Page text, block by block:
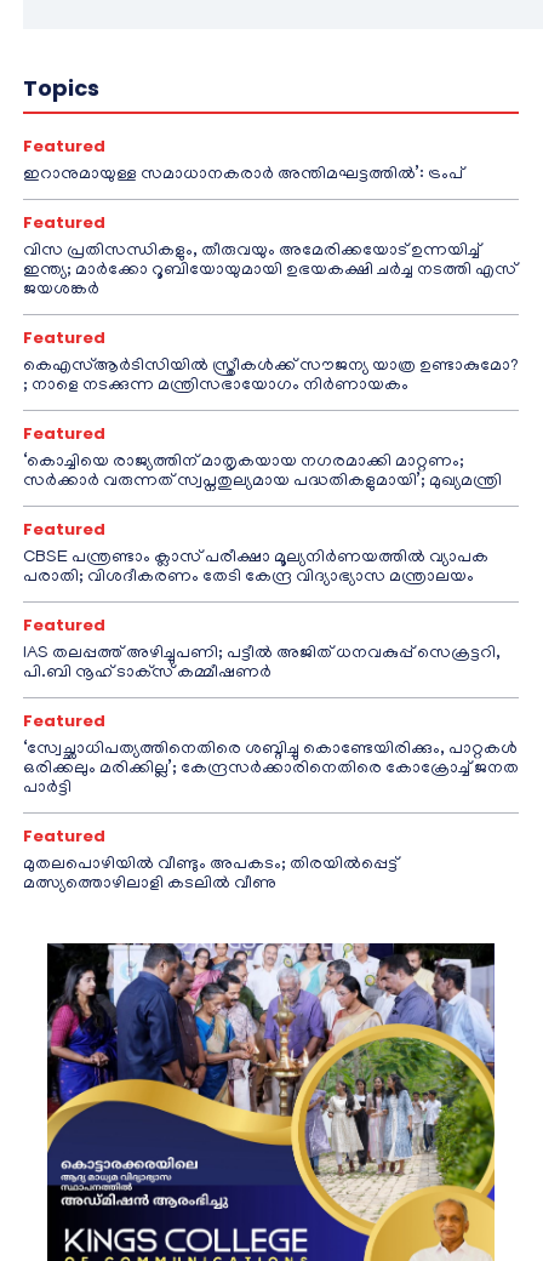
Topics
Featured
ഇറാനുമായുള്ള സമാധാനകരാർ അന്തിമഘട്ടത്തിൽ‌’: ട്രംപ്
Featured
വിസ പ്രതിസന്ധികളും, തീരുവയും അമേരിക്കയോട് ഉന്നയിച്ച്
ഇന്ത്യ; മാർക്കോ റൂബിയോയുമായി ഉഭയകക്ഷി ചർച്ച നടത്തി എസ്
ജയശങ്കർ
Featured
കെഎസ്ആർടിസിയിൽ സ്ത്രീകൾക്ക് സൗജന്യ യാത്ര ഉണ്ടാകുമോ?
; നാളെ നടക്കുന്ന മന്ത്രിസഭായോഗം നിർണായകം
Featured
‘കൊച്ചിയെ രാജ്യത്തിന് മാതൃകയായ നഗരമാക്കി മാറ്റണം;
സർക്കാർ വരുന്നത് സ്വപ്നതുല്യമായ പദ്ധതികളുമായി’; മുഖ്യമന്ത്രി
Featured
CBSE പന്ത്രണ്ടാം ക്ലാസ് പരീക്ഷാ മൂല്യനിർണയത്തിൽ വ്യാപക
പരാതി; വിശദീകരണം തേടി കേന്ദ്ര വിദ്യാഭ്യാസ മന്ത്രാലയം
Featured
IAS തലപ്പത്ത് അഴിച്ചുപണി; പട്ടീല്‍ അജിത് ധനവകുപ്പ് സെക്രട്ടറി,
പി.ബി നൂഹ് ടാക്‌സ് കമ്മീഷണര്‍
Featured
‘സ്വേച്ഛാധിപത്യത്തിനെതിരെ ശബ്ദിച്ചു കൊണ്ടേയിരിക്കും, പാറ്റകൾ
ഒരിക്കലും മരിക്കില്ല’; കേന്ദ്രസർക്കാരിനെതിരെ കോക്രോച്ച് ജനത
പാർട്ടി
Featured
മുതലപൊഴിയിൽ വീണ്ടും അപകടം; തിരയിൽപ്പെട്ട്
മത്സ്യത്തൊഴിലാളി കടലിൽ വീണു